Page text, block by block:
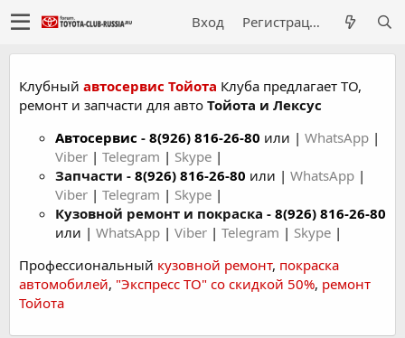
Вход Регистрация
Клубный автосервис Тойота Клуба предлагает ТО,
ремонт и запчасти для авто Тойота и Лексус
Автосервис - 8(926) 816-26-80 или | WhatsApp |
Viber | Telegram | Skype |
Запчасти - 8(926) 816-26-80 или | WhatsApp |
Viber | Telegram | Skype |
Кузовной ремонт и покраска - 8(926) 816-26-80
или | WhatsApp | Viber | Telegram | Skype |
Профессиональный кузовной ремонт, покраска
автомобилей, "Экспресс ТО" со скидкой 50%, ремонт
Тойота